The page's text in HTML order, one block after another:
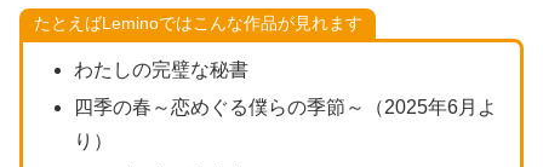
たとえばLeminoではこんな作品が見れます
わたしの完璧な秘書
四季の春～恋めぐる僕らの季節～（2025年6月よ
り）